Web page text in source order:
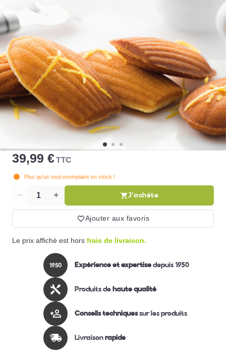
39,99 €TTC
Plus qu'un seul exemplaire en stock !
Quantité J'achète
Ajouter aux favoris
Le prix affiché est hors frais de livraison.
Expérience et expertisedepuis 1950
Produits dehaute qualité
Conseils techniquessur les produits
Livraisonrapide